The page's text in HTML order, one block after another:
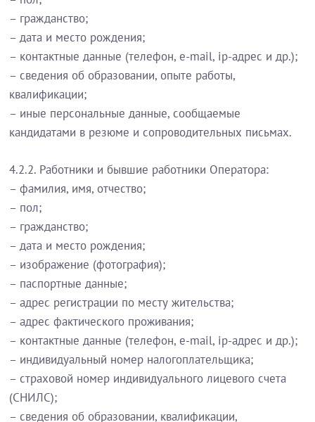
– гражданство;
– дата и место рождения;
– контактные данные (телефон, e-mail, ip-адрес и др.);
– сведения об образовании, опыте работы,
квалификации;
– иные персональные данные, сообщаемые
кандидатами в резюме и сопроводительных письмах.
4.2.2. Работники и бывшие работники Оператора:
– фамилия, имя, отчество;
– пол;
– гражданство;
– дата и место рождения;
– изображение (фотография);
– паспортные данные;
– адрес регистрации по месту жительства;
– адрес фактического проживания;
– контактные данные (телефон, e-mail, ip-адрес и др.);
– индивидуальный номер налогоплательщика;
– страховой номер индивидуального лицевого счета
(СНИЛС);
– сведения об образовании, квалификации,